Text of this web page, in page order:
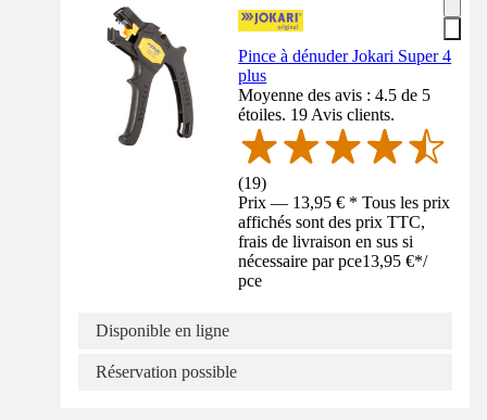
Pince à dénuder Jokari Super 4
plus
Moyenne des avis : 4.5 de 5
étoiles. 19 Avis clients.
(19)
Prix — 13,95 € * Tous les prix
affichés sont des prix TTC,
frais de livraison en sus si
nécessaire par pce13,95 €*/
pce
Disponible en ligne
Réservation possible